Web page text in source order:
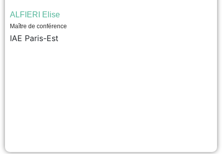
ALFIERI Elise
Maître de conférence
IAE Paris-Est